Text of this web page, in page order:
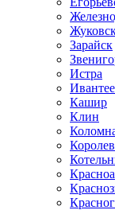
Зарайск
Истра
Кашир
Клин
Королев